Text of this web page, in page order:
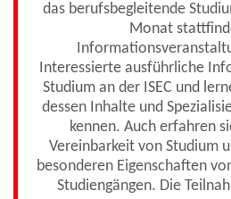
das berufsbegleitende
Monat
Interessierte ausführliche
Studium an der ISEC und
dessen Inhalte und
kennen. Auch erfahren
Vereinbarkeit von Studium
besonderen Eigenschaften
Studiengängen. Die